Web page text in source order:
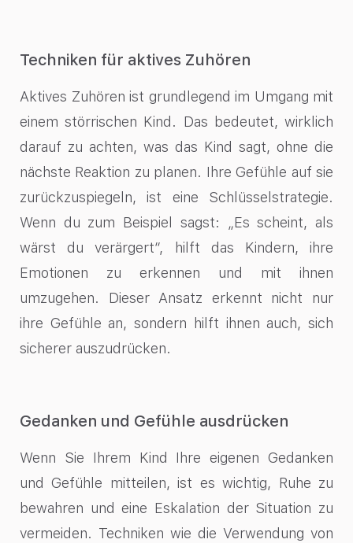
Techniken für aktives Zuhören
Aktives Zuhören ist grundlegend im Umgang mit
einem störrischen Kind. Das bedeutet, wirklich
darauf zu achten, was das Kind sagt, ohne die
nächste Reaktion zu planen. Ihre Gefühle auf sie
zurückzuspiegeln, ist eine Schlüsselstrategie.
Wenn du zum Beispiel sagst: „Es scheint, als
wärst du verärgert“, hilft das Kindern, ihre
Emotionen zu erkennen und mit ihnen
umzugehen. Dieser Ansatz erkennt nicht nur
ihre Gefühle an, sondern hilft ihnen auch, sich
sicherer auszudrücken.
Gedanken und Gefühle ausdrücken
Wenn Sie Ihrem Kind Ihre eigenen Gedanken
und Gefühle mitteilen, ist es wichtig, Ruhe zu
bewahren und eine Eskalation der Situation zu
vermeiden. Techniken wie die Verwendung von